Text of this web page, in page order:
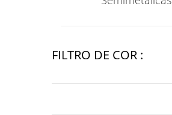
FILTRO DE COR :